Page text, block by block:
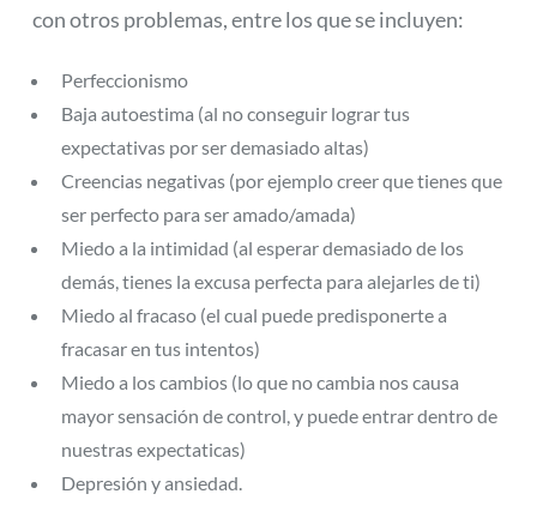
con otros problemas, entre los que se incluyen:
Perfeccionismo
Baja autoestima (al no conseguir lograr tus
expectativas por ser demasiado altas)
Creencias negativas (por ejemplo creer que tienes que
ser perfecto para ser amado/amada)
Miedo a la intimidad (al esperar demasiado de los
demás, tienes la excusa perfecta para alejarles de ti)
Miedo al fracaso (el cual puede predisponerte a
fracasar en tus intentos)
Miedo a los cambios (lo que no cambia nos causa
mayor sensación de control, y puede entrar dentro de
nuestras expectaticas)
Depresión y ansiedad.